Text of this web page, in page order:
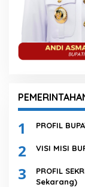
1 PROFIL
2 VISI MISI
3
PROFIL
Sekarang)